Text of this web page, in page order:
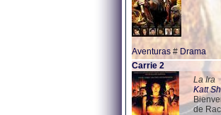
Aventuras # Drama
Carrie 2
La Ira
Katt
de